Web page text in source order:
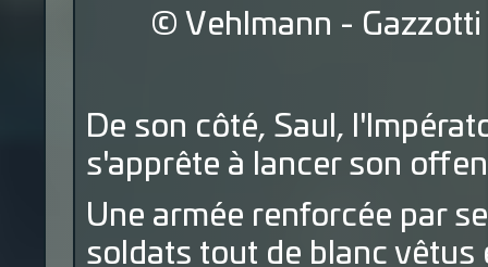
© Vehlmann -
De son côté, Saul,
s'apprête à lancer son
Une armée renforcée par
soldats tout de blanc